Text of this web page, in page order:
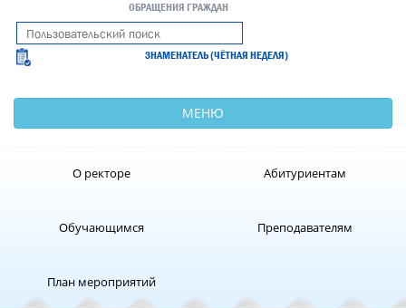
ОБРАЩЕНИЯ ГРАЖДАН
ЗНАМЕНАТЕЛЬ (ЧЁТНАЯ НЕДЕЛЯ)
МЕНЮ
О ректоре Абитуриентам
Обучающимся Преподавателям
План мероприятий